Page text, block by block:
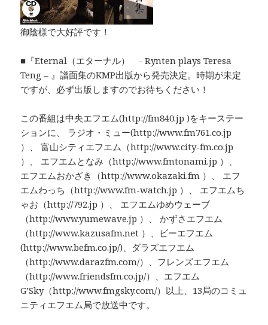
御陰様で大好評です！
■『Eternal（エターナル） - Rynten plays Teresa
Teng – 』譜面集のKMP出版から発売決定。時期が未定
ですが、必ず出版しますのでお待ちください！
この番組は中央エフエム(http://fm840.jp )をキーステー
ションに、 ラジオ・ミュー(http://www.fm761.co.jp
）、 富山シティエフエム（http://www.city-fm.co.jp
）、 エフエムとなみ（http://www.fmtonami.jp ）、
エフエムおかざき（http://www.okazaki.fm ）、 エフ
エムわっち（http://www.fm-watch.jp ）、 エフエムち
ゃお（http://792.jp ）、 エフエムゆめウェーブ
（http://www.yumewave.jp ）、 かずさエフエム
（http://www.kazusafm.net ）、ビーエフエム
(http://www.befm.co.jp/)、ダラズエフエム
（http://www.darazfm.com/）、フレンズエフエム
（http://www.friendsfm.co.jp/）、エフエム
G’Sky（http://www.fmgsky.com/）以上、13局のコミュ
ニティエフエム局で放送中です。